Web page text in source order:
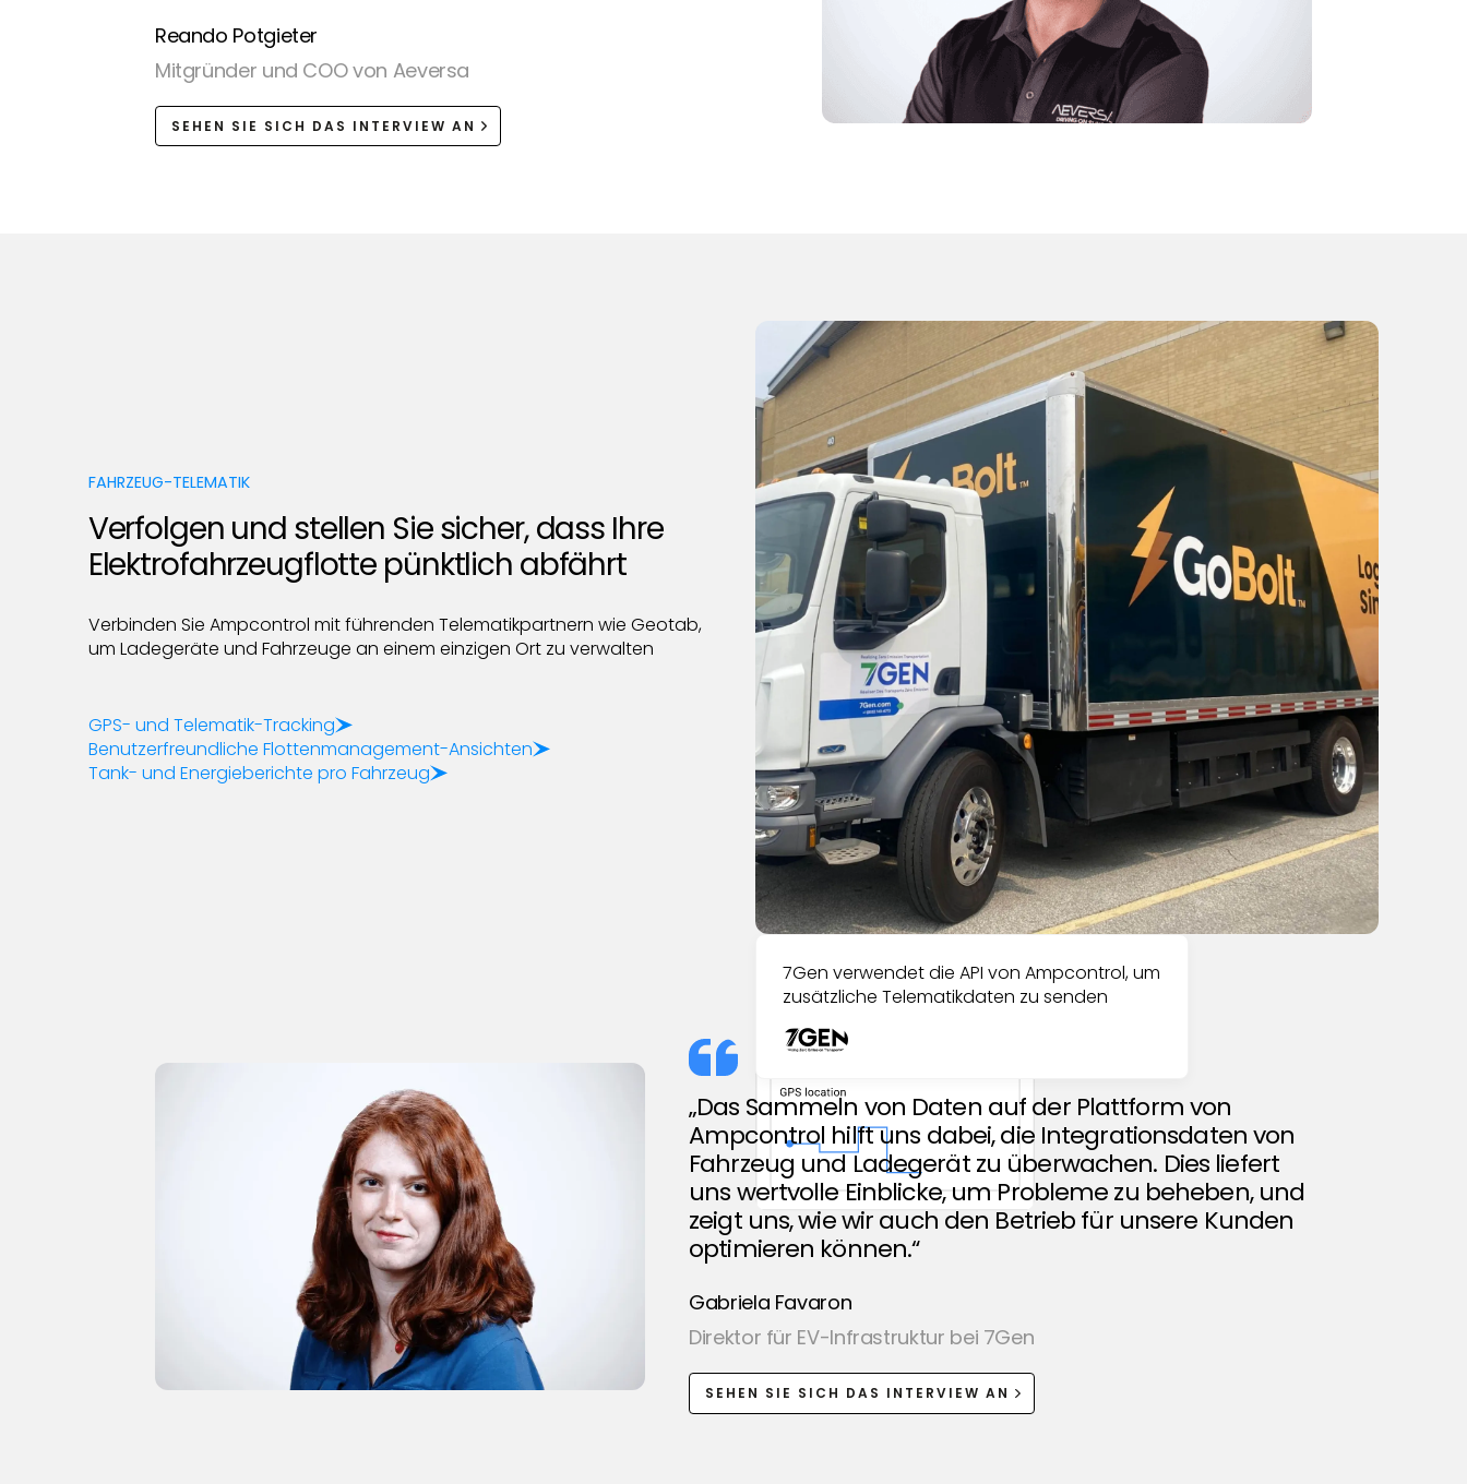
Reando Potgieter
Mitgründer und COO von Aeversa
SEHEN SIE SICH DAS INTERVIEW AN
FAHRZEUG-TELEMATIK
Verfolgen und stellen Sie sicher, dass Ihre
Elektrofahrzeugflotte pünktlich abfährt
Verbinden Sie Ampcontrol mit führenden Telematikpartnern wie Geotab,
um Ladegeräte und Fahrzeuge an einem einzigen Ort zu verwalten
GPS- und Telematik-Tracking
Benutzerfreundliche Flottenmanagement-Ansichten
Tank- und Energieberichte pro Fahrzeug
7Gen verwendet die API von Ampcontrol, um
zusätzliche Telematikdaten zu senden
„Das Sammeln von Daten auf der Plattform von
Ampcontrol hilft uns dabei, die Integrationsdaten von
Fahrzeug und Ladegerät zu überwachen. Dies liefert
uns wertvolle Einblicke, um Probleme zu beheben, und
zeigt uns, wie wir auch den Betrieb für unsere Kunden
optimieren können.“
Gabriela Favaron
Direktor für EV-Infrastruktur bei 7Gen
SEHEN SIE SICH DAS INTERVIEW AN